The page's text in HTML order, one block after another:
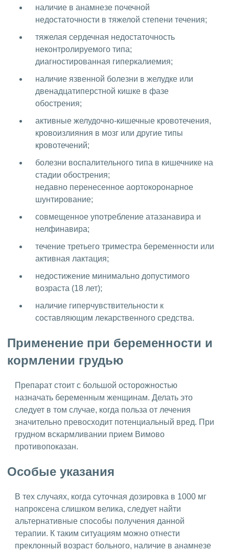
наличие в анамнезе почечной
недостаточности в тяжелой степени течения;
тяжелая сердечная недостаточность
неконтролируемого типа;
диагностированная гиперкалиемия;
наличие язвенной болезни в желудке или
двенадцатиперстной кишке в фазе
обострения;
активные желудочно-кишечные кровотечения,
кровоизлияния в мозг или другие типы
кровотечений;
болезни воспалительного типа в кишечнике на
стадии обострения;
недавно перенесенное аортокоронарное
шунтирование;
совмещенное употребление атазанавира и
нелфинавира;
течение третьего триместра беременности или
активная лактация;
недостижение минимально допустимого
возраста (18 лет);
наличие гиперчувствительности к
составляющим лекарственного средства.
Применение при беременности и
кормлении грудью
Препарат стоит с большой осторожностью
назначать беременным женщинам. Делать это
следует в том случае, когда польза от лечения
значительно превосходит потенциальный вред. При
грудном вскармливании прием Вимово
противопоказан.
Особые указания
В тех случаях, когда суточная дозировка в 1000 мг
напроксена слишком велика, следует найти
альтернативные способы получения данной
терапии. К таким ситуациям можно отнести
преклонный возраст больного, наличие в анамнезе